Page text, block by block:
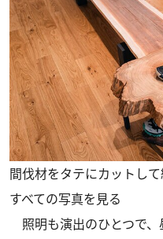
間伐材をタテにカットして
すべての写真を見る
照明も演出のひとつで